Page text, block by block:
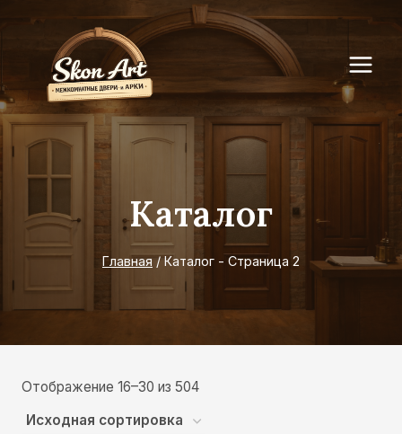
содержимому
Каталог
Главная / Каталог - Страница 2
Отображение 16–30 из 504